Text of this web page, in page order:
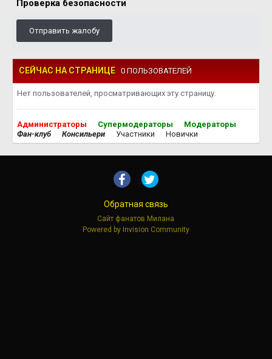
Проверка безопасности
Отправить жалобу
СЕЙЧАС НА СТРАНИЦЕ 0 ПОЛЬЗОВАТЕЛЕЙ
Нет пользователей, просматривающих эту страницу.
Администраторы Супермодераторы
Модераторы
Фан-клуб
Консильери Участники Новички
Обратная связь
Сайт фанатов Милана
Powered by Invision Community